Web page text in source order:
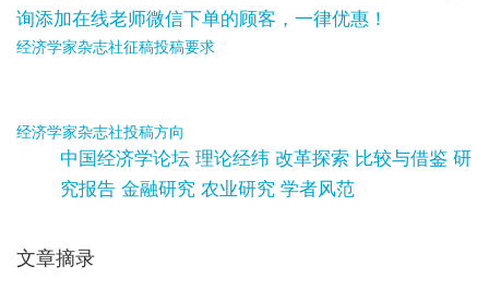
询添加在线老师微信下单的顾客，一律优惠！
经济学家杂志社征稿投稿要求
经济学家杂志社投稿方向
中国经济学论坛 理论经纬 改革探索 比较与借鉴 研
究报告 金融研究 农业研究 学者风范
文章摘录